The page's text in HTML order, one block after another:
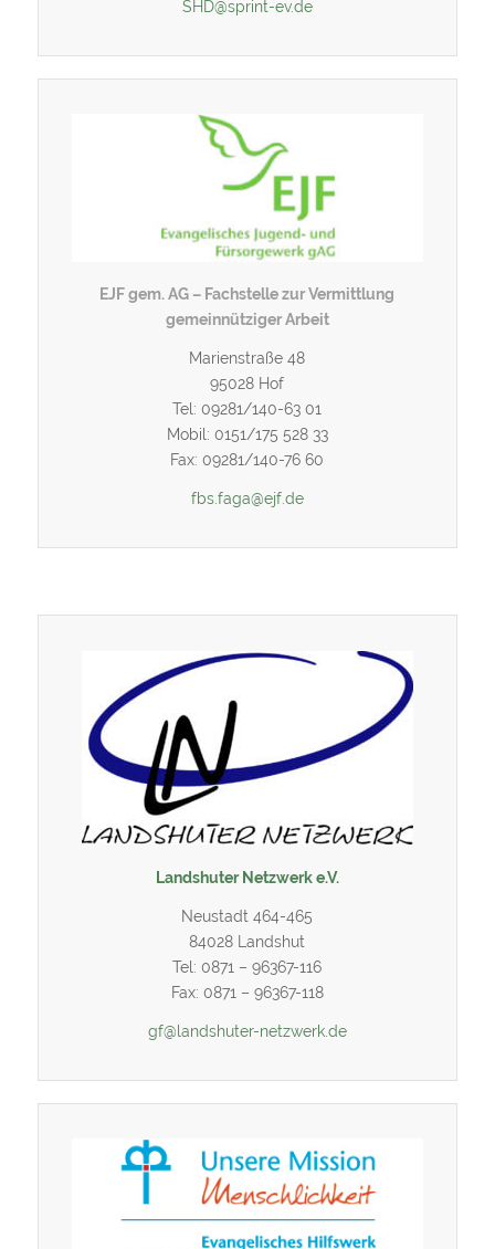
SHD@sprint-ev.de
EJF gem. AG – Fachstelle zur Vermittlung
gemeinnütziger Arbeit
Marienstraße 48
95028 Hof
Tel: 09281/140-63 01
Mobil: 0151/175 528 33
Fax: 09281/140-76 60
fbs.faga@ejf.de
Landshuter Netzwerk e.V.
Neustadt 464-465
84028 Landshut
Tel: 0871 – 96367-116
Fax: 0871 – 96367-118
gf@landshuter-netzwerk.de